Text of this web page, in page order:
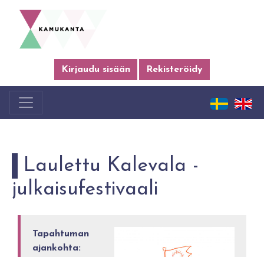
Kirjaudu sisään Rekisteröidy
Laulettu Kalevala -
julkaisufestivaali
Tapahtuman
ajankohta: